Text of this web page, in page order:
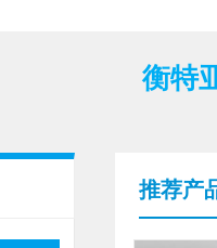
衡特
推荐产